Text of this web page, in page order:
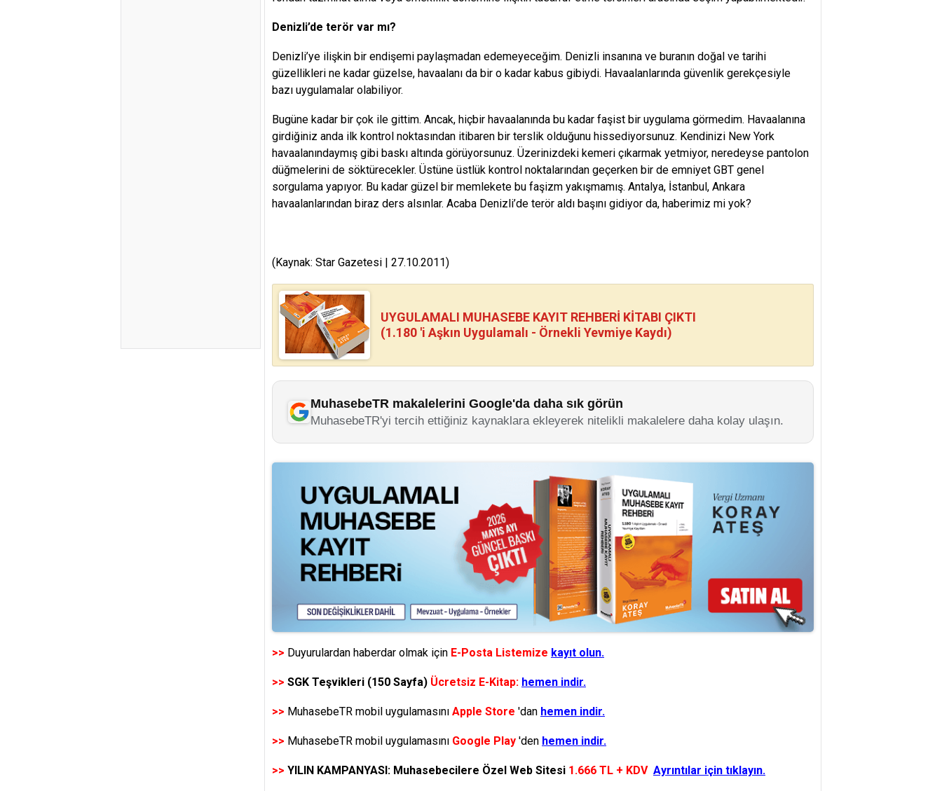
Denizli’de terör var mı?
Denizli’ye ilişkin bir endişemi paylaşmadan edemeyeceğim. Denizli insanına ve buranın doğal ve tarihi
güzellikleri ne kadar güzelse, havaalanı da bir o kadar kabus gibiydi. Havaalanlarında güvenlik gerekçesiyle
bazı uygulamalar olabiliyor.
Bugüne kadar bir çok ile gittim. Ancak, hiçbir havaalanında bu kadar faşist bir uygulama görmedim. Havaalanına
girdiğiniz anda ilk kontrol noktasından itibaren bir terslik olduğunu hissediyorsunuz. Kendinizi New York
havaalanındaymış gibi baskı altında görüyorsunuz. Üzerinizdeki kemeri çıkarmak yetmiyor, neredeyse pantolon
düğmelerini de söktürecekler. Üstüne üstlük kontrol noktalarından geçerken bir de emniyet GBT genel
sorgulama yapıyor. Bu kadar güzel bir memlekete bu faşizm yakışmamış. Antalya, İstanbul, Ankara
havaalanlarından biraz ders alsınlar. Acaba Denizli’de terör aldı başını gidiyor da, haberimiz mi yok?
(Kaynak: Star Gazetesi | 27.10.2011)
UYGULAMALI MUHASEBE KAYIT REHBERİ KİTABI ÇIKTI
(1.180 'i Aşkın Uygulamalı - Örnekli Yevmiye Kaydı)
MuhasebeTR makalelerini Google'da daha sık görün
MuhasebeTR'yi tercih ettiğiniz kaynaklara ekleyerek nitelikli makalelere daha kolay ulaşın.
>> Duyurulardan haberdar olmak için E-Posta Listemize kayıt olun.
>> SGK Teşvikleri (150 Sayfa) Ücretsiz E-Kitap: hemen indir.
>> MuhasebeTR mobil uygulamasını Apple Store 'dan hemen indir.
>> MuhasebeTR mobil uygulamasını Google Play 'den hemen indir.
>> YILIN KAMPANYASI: Muhasebecilere Özel Web Sitesi 1.666 TL + KDV Ayrıntılar için tıklayın.